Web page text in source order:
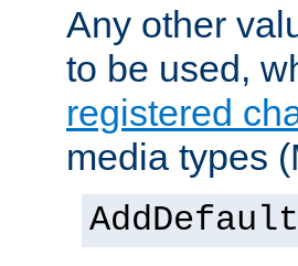
Any other
to be used,
registered
media types